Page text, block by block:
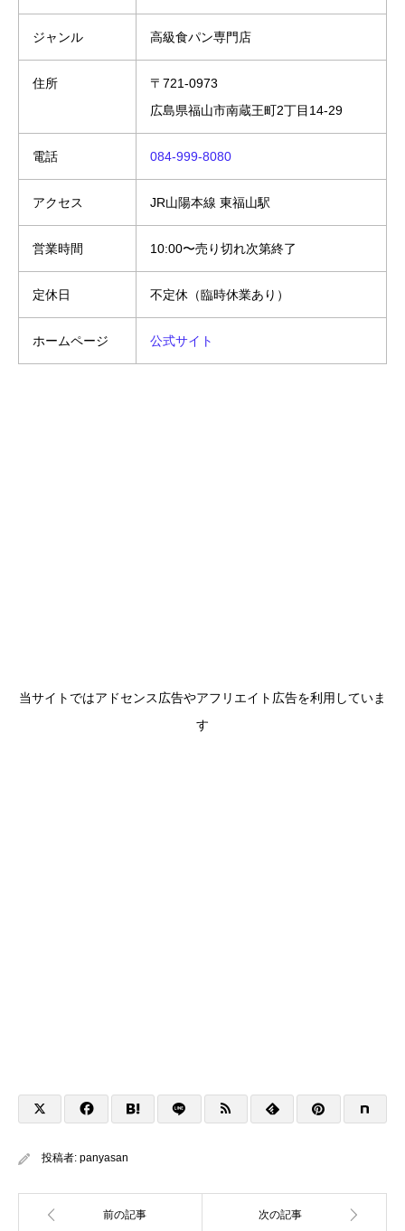
ジャンル 高級食パン専門店
住所
〒721-0973
広島県福山市南蔵王町2丁目14-29
電話 084-999-8080
アクセス JR山陽本線 東福山駅
営業時間 10:00〜売り切れ次第終了
定休日 不定休（臨時休業あり）
ホームページ 公式サイト
当サイトではアドセンス広告やアフリエイト広告を利用していま
す
投稿者: panyasan